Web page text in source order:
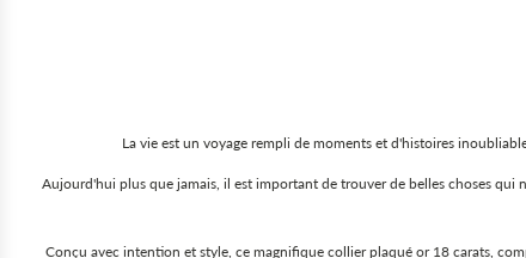
La vie est un voyage rempli de moments et d'histoires
Aujourd'hui plus que jamais, il est important de trouver de belles choses qui
Conçu avec intention et style, ce magnifique collier plaqué or 18 carats,